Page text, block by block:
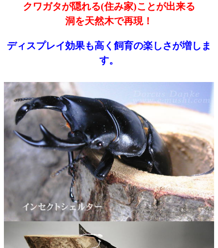
クワガタが隠れる(住み家)ことが出来る
洞を天然木で再現！
ディスプレイ効果も高く飼育の楽しさが増しま
す。